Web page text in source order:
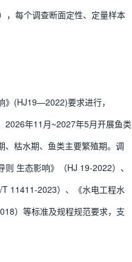
，每个调查断面定性、定量样本
》(HJ19—2022)要求进行，
2026年11月~2027年5月开展鱼类
、枯水期、鱼类主要繁殖期。调
生态影响》（HJ 19-2022）、
T 11411-2023）、《水电工程水
）等标准及规程规范要求，支